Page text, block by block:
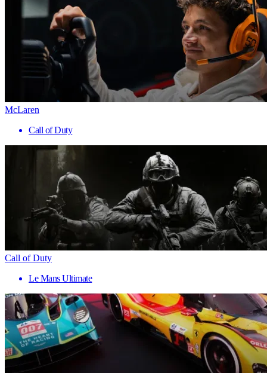
McLaren
Call of Duty
Call of Duty
Le Mans Ultimate